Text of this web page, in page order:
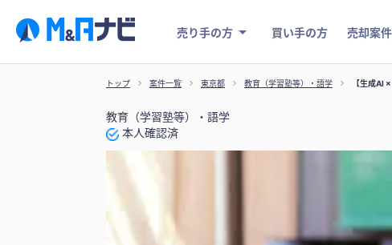
売り手の方 買い手の方 売却案
トップ 案件一覧 東京都 教育（学習塾等）・語学 【生成AI
教育（学習塾等）・語学
本人確認済